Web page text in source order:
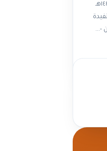
قامت جمعية أشيقر الخيرية مع بداية العام الدراسي ١٤٤٧هـ
-...